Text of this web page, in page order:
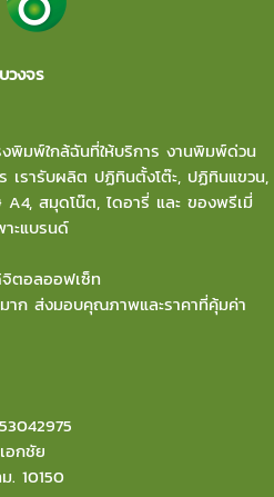
งจร
งพิมพ์ใกล้ฉันที่ให้บริการ งานพิมพ์ด่วน
เรารับผลิต ปฏิทินตั้งโต๊ะ, ปฏิทินแขวน,
สมุดโน๊ต, ไดอารี่ และ ของพรีเมี่
ะแบรนด์
ตอลออฟเซ็ท
มาก ส่งมอบคุณภาพและราคาที่คุ้มค่า
อกชัย
. 10150